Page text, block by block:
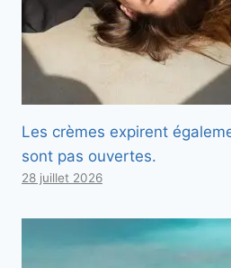
Les crèmes expirent
sont pas ouvertes.
28 juillet 2026